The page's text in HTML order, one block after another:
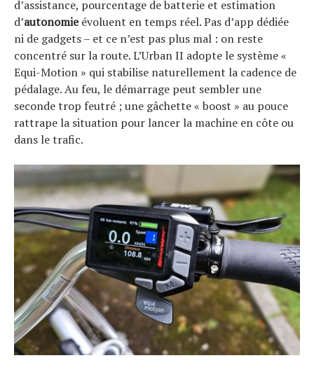
d’assistance, pourcentage de batterie et estimation
d’autonomieévoluent en temps réel. Pas d’app dédiée
ni de gadgets – et ce n’est pas plus mal : on reste
concentré sur la route. L’Urban II adopte le système «
Equi-Motion » qui stabilise naturellement la cadence de
pédalage. Au feu, le démarrage peut sembler une
seconde trop feutré ; une gâchette « boost » au pouce
rattrape la situation pour lancer la machine en côte ou
dans le trafic.